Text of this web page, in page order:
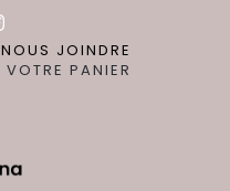
NOUS JOINDRE
VOTRE PANIER